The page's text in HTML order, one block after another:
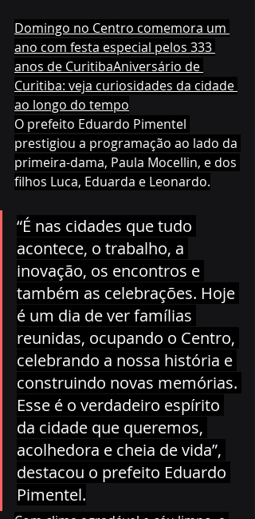
Domingo no Centro comemora um
ano com festa especial pelos 333
anos de CuritibaAniversário de
Curitiba: veja curiosidades da cidade
ao longo do tempo
O prefeito Eduardo Pimentel
prestigiou a programação ao lado da
primeira-dama, Paula Mocellin, e dos
filhos Luca, Eduarda e Leonardo.
“É nas cidades que tudo
acontece, o trabalho, a
inovação, os encontros e
também as celebrações. Hoje
é um dia de ver famílias
reunidas, ocupando o Centro,
celebrando a nossa história e
construindo novas memórias.
Esse é o verdadeiro espírito
da cidade que queremos,
acolhedora e cheia de vida”,
destacou o prefeito Eduardo
Pimentel.